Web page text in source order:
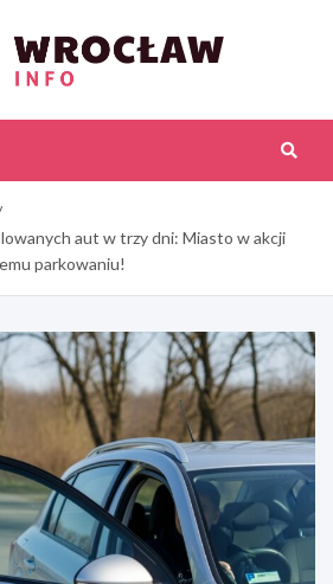
aut w trzy dni: Miasto w akcji
parkowaniu!